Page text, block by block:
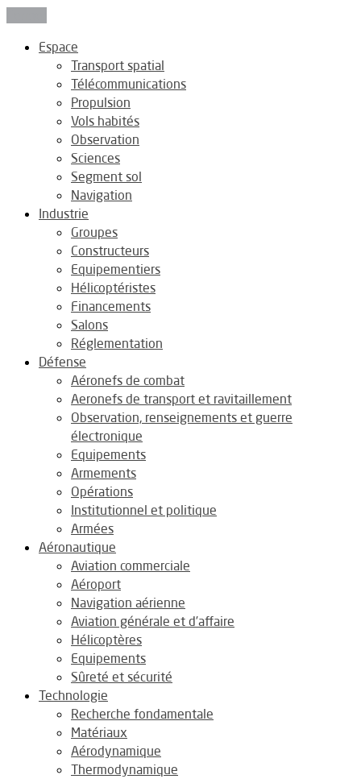
Espace
Transport spatial
Télécommunications
Propulsion
Vols habités
Observation
Sciences
Segment sol
Navigation
Industrie
Groupes
Constructeurs
Equipementiers
Hélicoptéristes
Financements
Salons
Réglementation
Défense
Aéronefs de combat
Aeronefs de transport et ravitaillement
Observation, renseignements et guerre
électronique
Equipements
Armements
Opérations
Institutionnel et politique
Armées
Aéronautique
Aviation commerciale
Aéroport
Navigation aérienne
Aviation générale et d’affaire
Hélicoptères
Equipements
Sûreté et sécurité
Technologie
Recherche fondamentale
Matériaux
Aérodynamique
Thermodynamique